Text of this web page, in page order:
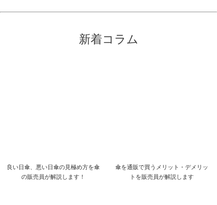
新着コラム
良い日傘、悪い日傘の見極め方を傘
の販売員が解説します！
傘を通販で買うメリット・デメリッ
トを販売員が解説します